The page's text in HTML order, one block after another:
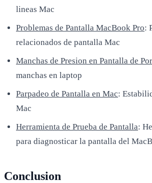
lineas Mac
Problemas de Pantalla MacBook Pro:
relacionados de pantalla Mac
Manchas de Presion en Pantalla de
manchas en laptop
Parpadeo de Pantalla en Mac:
Mac
Herramienta de Prueba de Pantalla:
para diagnosticar la pantalla del
Conclusion